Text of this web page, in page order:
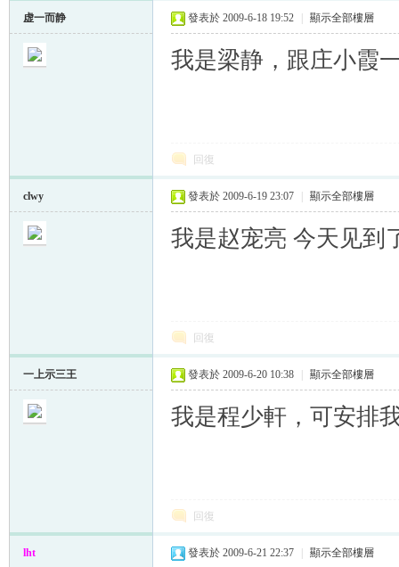
虚一而静 發表於 2009-6-18 19:52 顯示全部樓層
我是梁静，跟庄小霞
回復
clwy 發表於 2009-6-19 23:07 顯示全部樓層
我是赵宠亮 今天见到
回復
一上示三王 發表於 2009-6-20 10:38 顯示全部樓層
我是程少軒，可安排
回復
lht 發表於 2009-6-21 22:37 顯示全部樓層